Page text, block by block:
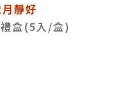
靜好
禮盒(5入/盒)